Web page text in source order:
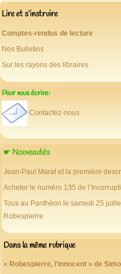
Lire et s’instruire
Comptes-rendus de lecture
Nos Bulletins
Sur les rayons des libraires
Pour nous écrire:
Contactez-nous
☛ Nouveautés
Jean-Paul Marat et la première
Acheter le numéro 135 de
Tous au Panthéon le samedi 25
Robespierre
Dans la même rubrique
« Robespierre, l’innocent » de